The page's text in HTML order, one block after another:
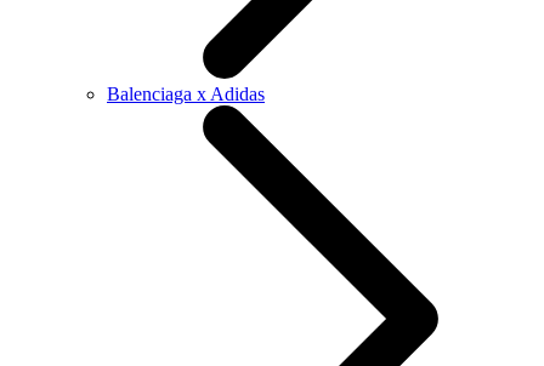
Balenciaga x Adidas